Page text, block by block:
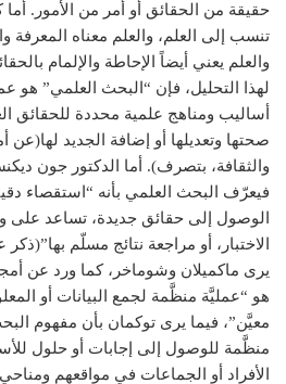
حقيقة من الحقائق أو أمر من الأمور.
تنسب إلى العلم، والعلم معناه المعرفة
والعلم يعني أيضاً الإحاطة والإلمام
لهذا التحليل، فإن “البحث العلمي” هو
أساليب ومناهج علمية محددة للحقائق
والثقافة، بتصرف). أما الدكتور جون
فيعرّف البحث العلمي بأنه “استقصاء
الوصول إلى حقائق جديدة، تساعد
يرى ماكميلان وشوماخر، كما ورد عن
هو “عمليَّة منظَّمة لجمع البيانات أو
معيَّن”، فيما يرى توكمان بأن مفهوم
منظَّمة للوصول إلى إجابات أو حلول
الأفراد أو الجماعات في مواقعهم